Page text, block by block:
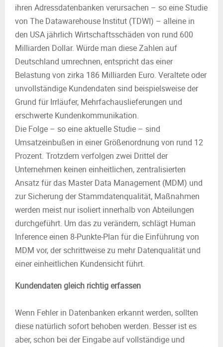
ihren Adressdatenbanken verursachen – so eine Studie
von The Datawarehouse Institut (TDWI) – alleine in
den USA jährlich Wirtschaftsschäden von rund 600
Milliarden Dollar. Würde man diese Zahlen auf
Deutschland umrechnen, entspricht das einer
Belastung von zirka 186 Milliarden Euro. Veraltete oder
unvollständige Kundendaten sind beispielsweise der
Grund für Irrläufer, Mehrfachauslieferungen und
erschwerte Kundenkommunikation.
Die Folge – so eine aktuelle Studie – sind
Umsatzeinbußen in einer Größenordnung von rund 12
Prozent. Trotzdem verfolgen zwei Drittel der
Unternehmen keinen einheitlichen, zentralisierten
Ansatz für das Master Data Management (MDM) und
zur Sicherung der Stammdatenqualität, Maßnahmen
werden meist nur isoliert innerhalb von Abteilungen
durchgeführt. Um das zu verändern, schlägt Human
Inference einen 8-Punkte-Plan für die Einführung von
MDM vor, der schrittweise zu mehr Datenqualität und
einer einheitlichen Kundensicht führt.
Kundendaten gleich richtig erfassen
Wenn Fehler in Datenbanken erkannt werden, sollten
diese natürlich sofort behoben werden. Besser ist es
aber, schon bei der Eingabe auf vollständige und